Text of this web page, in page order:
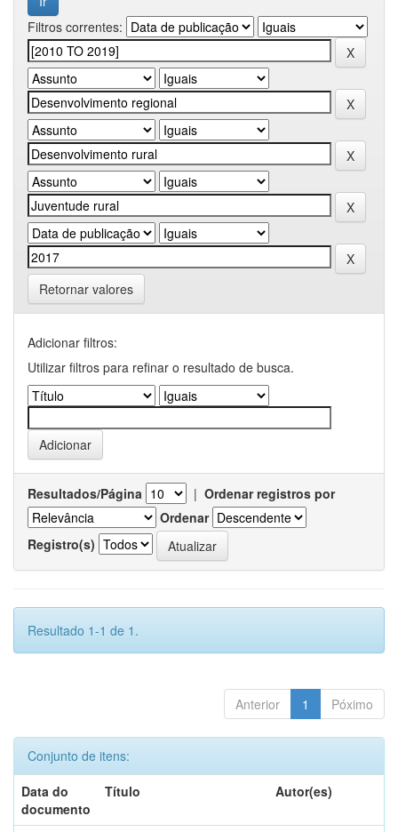
Filtros correntes:
Retornar valores
Adicionar filtros:
Utilizar filtros para refinar o resultado de busca.
Resultados/Página | Ordenar registros por
Ordenar
Registro(s)
Resultado 1-1 de 1.
Anterior 1 Póximo
Conjunto de itens:
Data do
documento
Título Autor(es)